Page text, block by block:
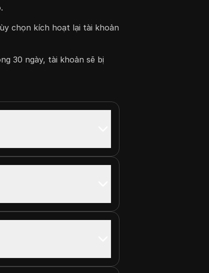
chọn kích hoạt lại tài khoản
30 ngày, tài khoản sẽ bị